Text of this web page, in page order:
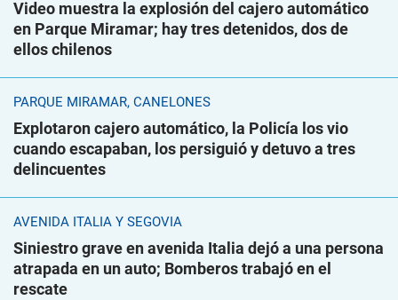
Video muestra la explosión del cajero automático
en Parque Miramar; hay tres detenidos, dos de
ellos chilenos
PARQUE MIRAMAR, CANELONES
Explotaron cajero automático, la Policía los vio
cuando escapaban, los persiguió y detuvo a tres
delincuentes
AVENIDA ITALIA Y SEGOVIA
Siniestro grave en avenida Italia dejó a una persona
atrapada en un auto; Bomberos trabajó en el
rescate